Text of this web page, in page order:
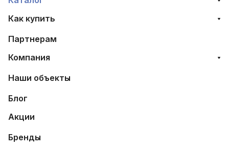
Как купить
Партнерам
Компания
Наши объекты
Блог
Акции
Бренды